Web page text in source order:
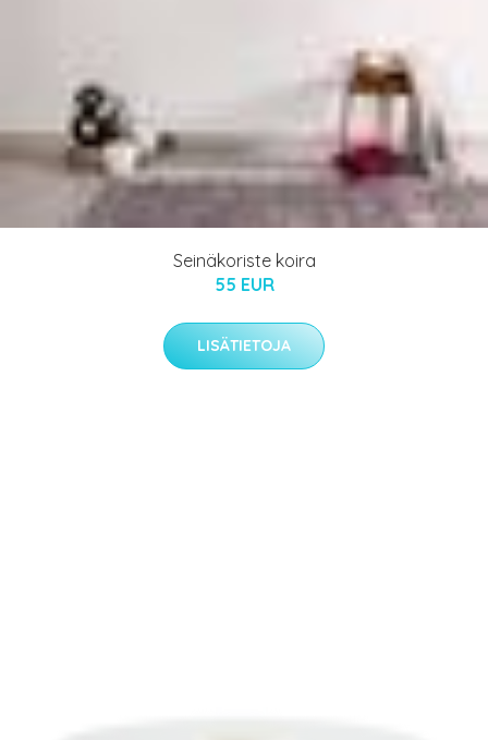
Seinäkoriste koira
55 EUR
LISÄTIETOJA